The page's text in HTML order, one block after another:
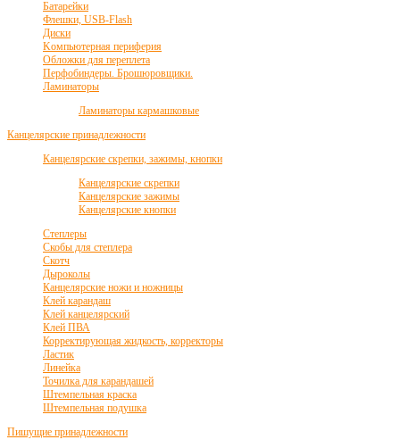
Батарейки
Флешки, USB-Flash
Диски
Kомпьютерная периферия
Обложки для переплета
Перфобиндеры. Брошюровщики.
Ламинаторы
Ламинаторы кармашковые
Канцелярские принадлежности
Канцелярские скрепки, зажимы, кнопки
Канцелярские скрепки
Канцелярские зажимы
Канцелярские кнопки
Степлеры
Скобы для степлера
Скотч
Дыроколы
Канцелярские ножи и ножницы
Клей карандаш
Клей канцелярский
Клей ПВА
Корректирующая жидкость, корректоры
Ластик
Линейка
Точилка для карандашей
Штемпельная краска
Штемпельная подушка
Пишущие принадлежности